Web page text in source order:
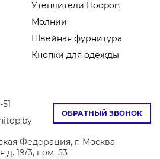
Утеплители Hoopon
Молнии
Швейная фурнитура
Кнопки для одежды
ОБРАТНЫЙ ЗВОНОК
Федерация, г. Москва,
д. 19/3, пом. 53